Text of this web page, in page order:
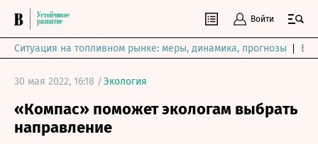
Войти
Ситуация на топливном рынке: меры, динамика, прогнозы
30 мая 2022, 16:18 /Экология
«Компас» поможет экологам выбрать
направление